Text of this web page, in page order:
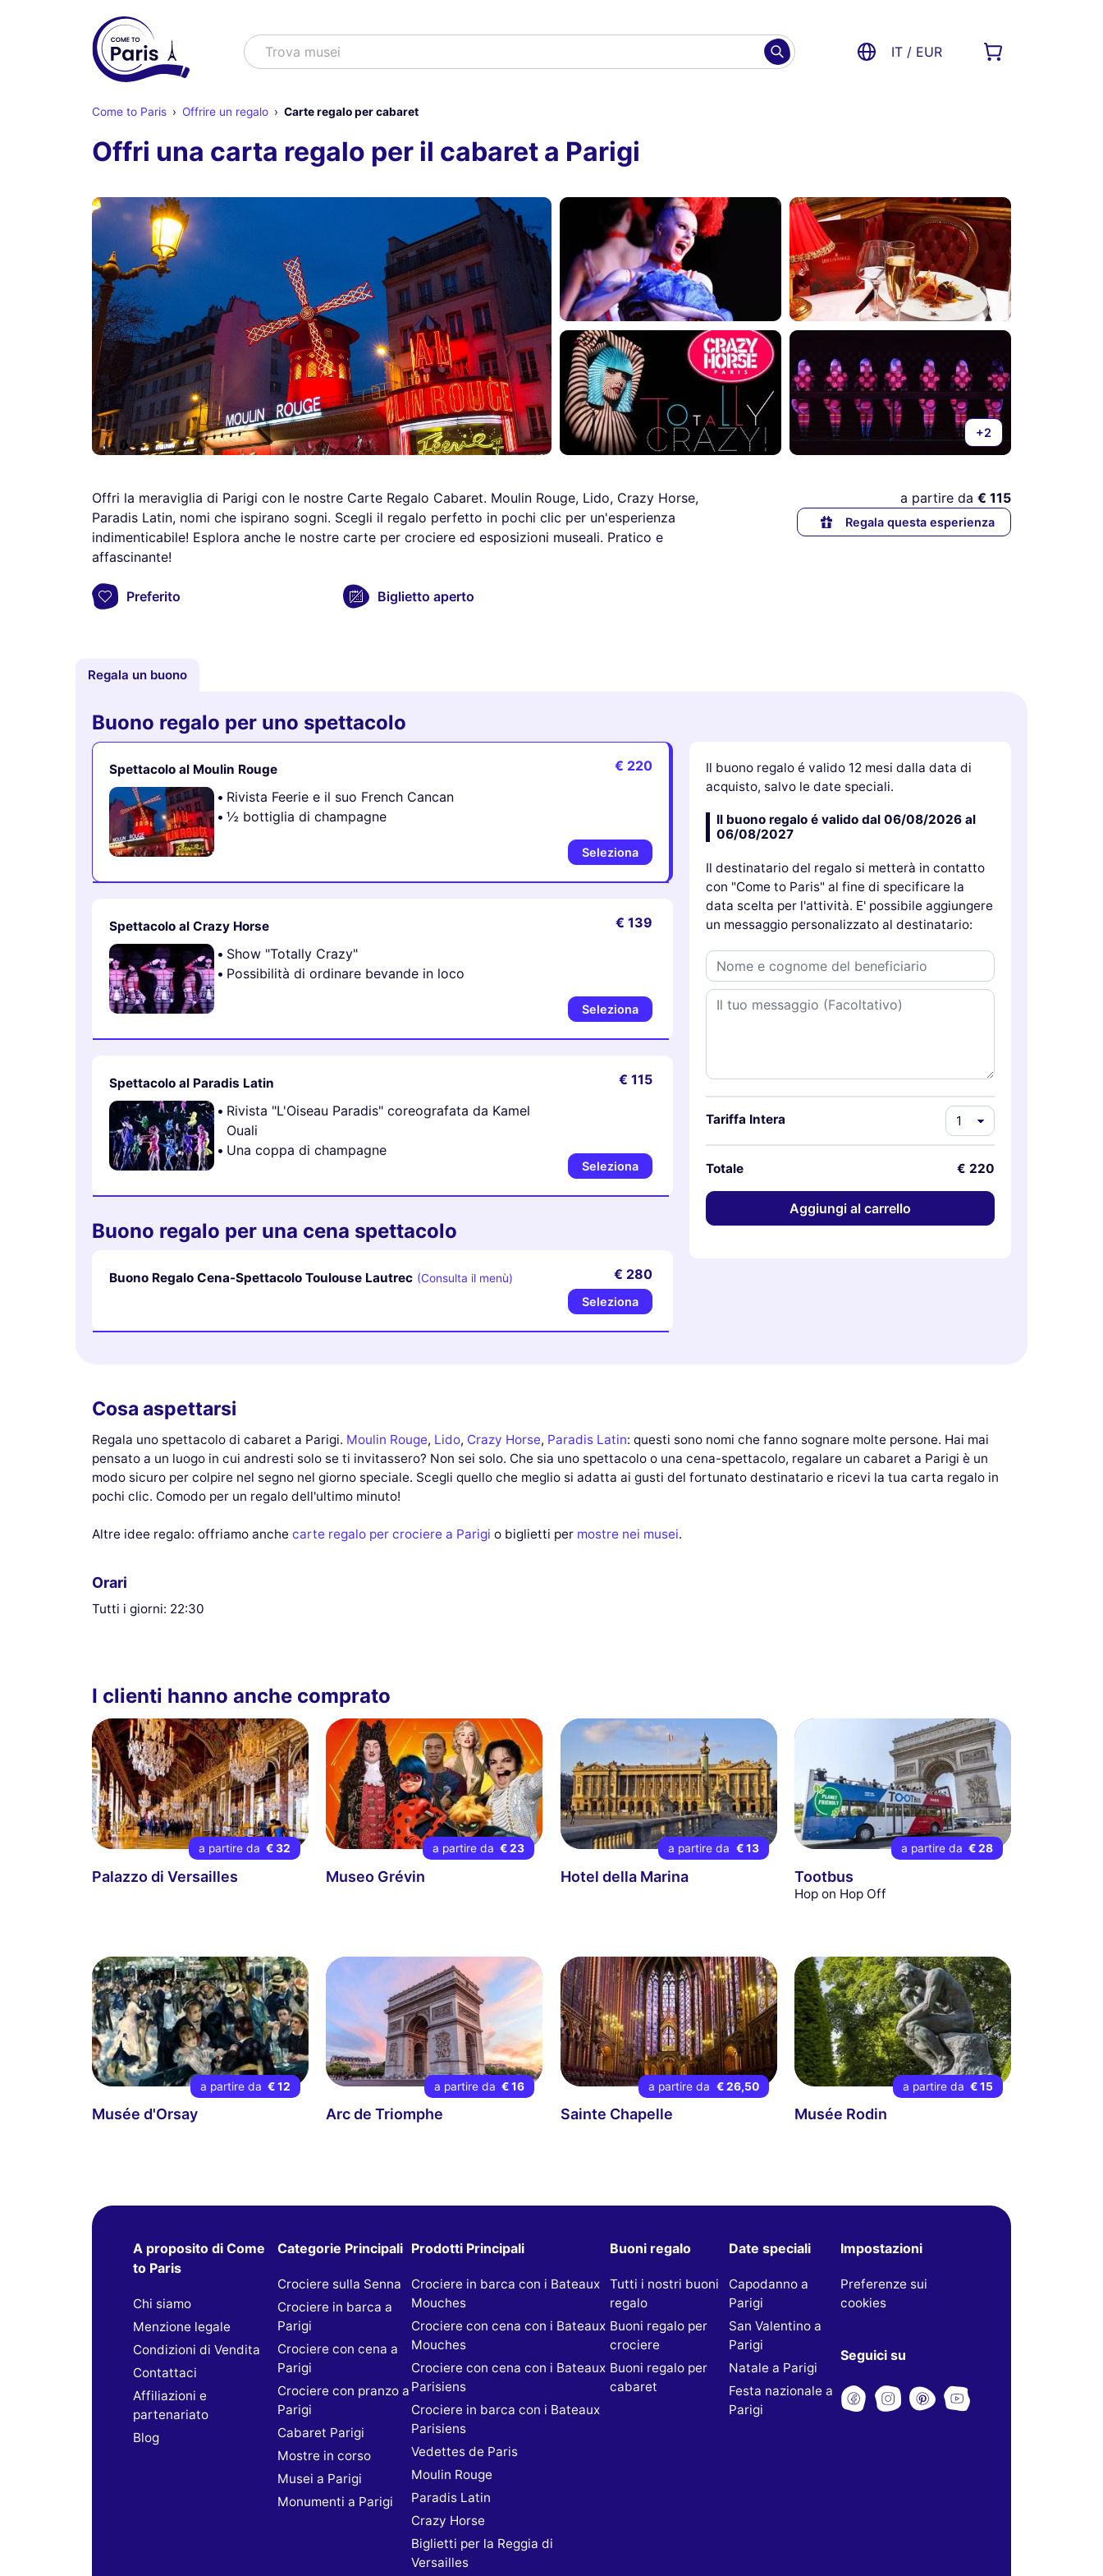
Cercare
Trova spet IT / EUR
Come to Paris Offrire un regalo Carte regalo per cabaret
Offri una carta regalo per il cabaret a Parigi
+2
Offri la meraviglia di Parigi con le nostre Carte Regalo Cabaret. Moulin Rouge, Lido, Crazy Horse,
Paradis Latin, nomi che ispirano sogni. Scegli il regalo perfetto in pochi clic per un'esperienza
indimenticabile! Esplora anche le nostre carte per crociere ed esposizioni museali. Pratico e
affascinante!
Preferito Biglietto aperto
a partire da € 115
Regala questa esperienza
Regala un buono
Buono regalo per uno spettacolo
Spettacolo al Moulin Rouge
Rivista Feerie e il suo French Cancan
½ bottiglia di champagne
€ 220
Seleziona
Spettacolo al Crazy Horse
Show "Totally Crazy"
Possibilità di ordinare bevande in loco
€ 139
Seleziona
Spettacolo al Paradis Latin
Rivista "L'Oiseau Paradis" coreografata da Kamel
Ouali
Una coppa di champagne
€ 115
Seleziona
Buono regalo per una cena spettacolo
Buono Regalo Cena-Spettacolo Toulouse Lautrec (Consulta il menù) € 280
Seleziona
Il buono regalo é valido 12 mesi dalla data di
acquisto, salvo le date speciali.
Il buono regalo é valido dal 06/08/2026 al
06/08/2027
Il destinatario del regalo si metterà in contatto
con "Come to Paris" al fine di specificare la
data scelta per l'attività. E' possibile aggiungere
un messaggio personalizzato al destinatario:
Tariffa Intera
Totale € 220
Aggiungi al carrello
Cosa aspettarsi
Regala uno spettacolo di cabaret a Parigi. Moulin Rouge, Lido, Crazy Horse, Paradis Latin: questi sono nomi che fanno sognare molte persone. Hai mai
pensato a un luogo in cui andresti solo se ti invitassero? Non sei solo. Che sia uno spettacolo o una cena-spettacolo, regalare un cabaret a Parigi è un
modo sicuro per colpire nel segno nel giorno speciale. Scegli quello che meglio si adatta ai gusti del fortunato destinatario e ricevi la tua carta regalo in
pochi clic. Comodo per un regalo dell'ultimo minuto!
Altre idee regalo: offriamo anche carte regalo per crociere a Parigi o biglietti per mostre nei musei.
Orari
Tutti i giorni: 22:30
I clienti hanno anche comprato
a partire da € 32
Palazzo di Versailles
a partire da € 23
Museo Grévin
a partire da € 13
Hotel della Marina
a partire da € 28
Tootbus
Hop on Hop Off
a partire da € 12
Musée d'Orsay
a partire da € 16
Arc de Triomphe
a partire da € 26,50
Sainte Chapelle
a partire da € 15
Musée Rodin
A proposito di Come
to Paris
Chi siamo
Menzione legale
Condizioni di Vendita
Contattaci
Affiliazioni e
partenariato
Blog
Categorie Principali
Crociere sulla Senna
Crociere in barca a
Parigi
Crociere con cena a
Parigi
Crociere con pranzo a
Parigi
Cabaret Parigi
Mostre in corso
Musei a Parigi
Monumenti a Parigi
Prodotti Principali
Crociere in barca con i Bateaux
Mouches
Crociere con cena con i Bateaux
Mouches
Crociere con cena con i Bateaux
Parisiens
Crociere in barca con i Bateaux
Parisiens
Vedettes de Paris
Moulin Rouge
Paradis Latin
Crazy Horse
Biglietti per la Reggia di
Versailles
Buoni regalo
Tutti i nostri buoni
regalo
Buoni regalo per
crociere
Buoni regalo per
cabaret
Date speciali
Capodanno a
Parigi
San Valentino a
Parigi
Natale a Parigi
Festa nazionale a
Parigi
Impostazioni
Preferenze sui
cookies
Seguici su